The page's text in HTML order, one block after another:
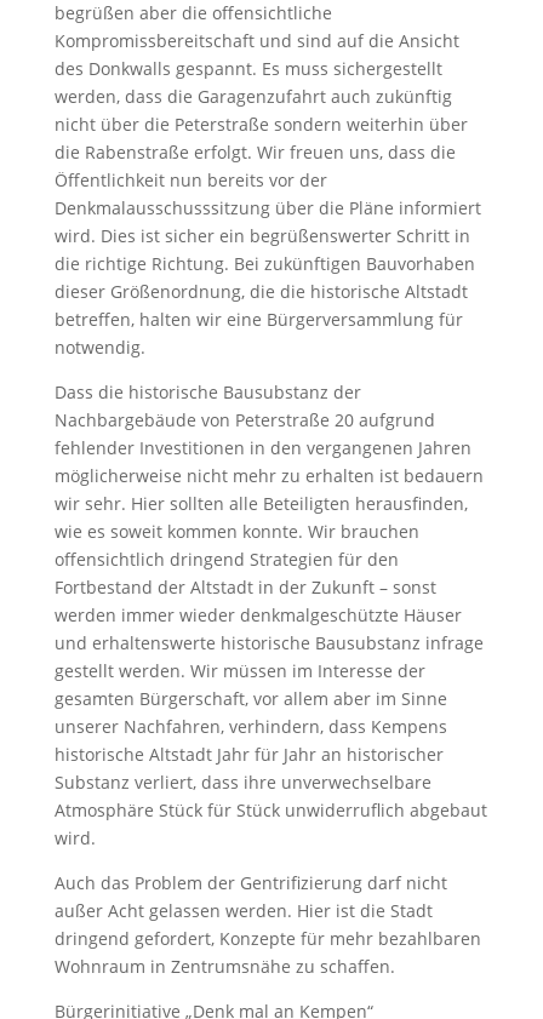
begrüßen aber die offensichtliche
Kompromissbereitschaft und sind auf die Ansicht
des Donkwalls gespannt. Es muss sichergestellt
werden, dass die Garagenzufahrt auch zukünftig
nicht über die Peterstraße sondern weiterhin über
die Rabenstraße erfolgt. Wir freuen uns, dass die
Öffentlichkeit nun bereits vor der
Denkmalausschusssitzung über die Pläne informiert
wird. Dies ist sicher ein begrüßenswerter Schritt in
die richtige Richtung. Bei zukünftigen Bauvorhaben
dieser Größenordnung, die die historische Altstadt
betreffen, halten wir eine Bürgerversammlung für
notwendig.
Dass die historische Bausubstanz der
Nachbargebäude von Peterstraße 20 aufgrund
fehlender Investitionen in den vergangenen Jahren
möglicherweise nicht mehr zu erhalten ist bedauern
wir sehr. Hier sollten alle Beteiligten herausfinden,
wie es soweit kommen konnte. Wir brauchen
offensichtlich dringend Strategien für den
Fortbestand der Altstadt in der Zukunft – sonst
werden immer wieder denkmalgeschützte Häuser
und erhaltenswerte historische Bausubstanz infrage
gestellt werden. Wir müssen im Interesse der
gesamten Bürgerschaft, vor allem aber im Sinne
unserer Nachfahren, verhindern, dass Kempens
historische Altstadt Jahr für Jahr an historischer
Substanz verliert, dass ihre unverwechselbare
Atmosphäre Stück für Stück unwiderruflich abgebaut
wird.
Auch das Problem der Gentrifizierung darf nicht
außer Acht gelassen werden. Hier ist die Stadt
dringend gefordert, Konzepte für mehr bezahlbaren
Wohnraum in Zentrumsnähe zu schaffen.
Bürgerinitiative „Denk mal an Kempen“